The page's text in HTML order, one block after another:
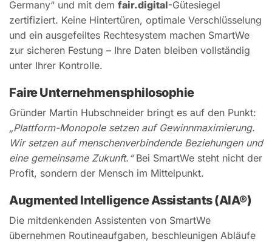
Germany“ und mit dem fair.digital-Gütesiegel
zertifiziert. Keine Hintertüren, optimale Verschlüsselung
und ein ausgefeiltes Rechtesystem machen SmartWe
zur sicheren Festung – Ihre Daten bleiben vollständig
unter Ihrer Kontrolle.
Faire Unternehmensphilosophie
Gründer Martin Hubschneider bringt es auf den Punkt:
„Plattform-Monopole setzen auf Gewinnmaximierung.
Wir setzen auf menschenverbindende Beziehungen und
eine gemeinsame Zukunft.“ Bei SmartWe steht nicht der
Profit, sondern der Mensch im Mittelpunkt.
Augmented Intelligence Assistants (AIA®)
Die mitdenkenden Assistenten von SmartWe
übernehmen Routineaufgaben, beschleunigen Abläufe